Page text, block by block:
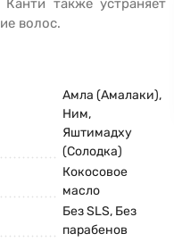
также устраняет
волос.
Амла (Амалаки),
Ним,
Яштимадху
(Солодка)
Кокосовое
масло
Без SLS, Без
парабенов